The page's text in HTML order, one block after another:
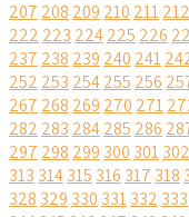
207 208 209 210 211212
222 223 224225 226
237 238 239 240 241
252 253 254255 256
267 268 269 270 271
282 283 284285 286
297 298 299 300 301302
313 314315 316 317 318
328 329 330 331332 333